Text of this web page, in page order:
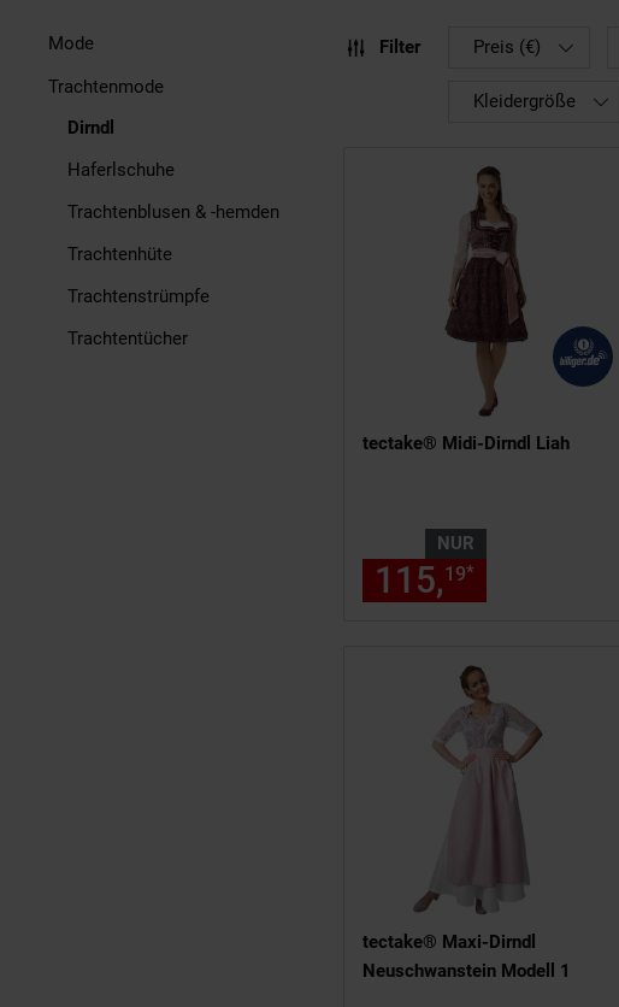
Mode
Trachtenmode
Dirndl
Haferlschuhe
Trachtenblusen & -hemden
Trachtenhüte
Trachtenstrümpfe
Trachtentücher
Filter Preis (€)
Kleidergröße
tectake® Midi-Dirndl Liah
NUR
115,19*
tectake® Maxi-Dirndl
Neuschwanstein Modell 1